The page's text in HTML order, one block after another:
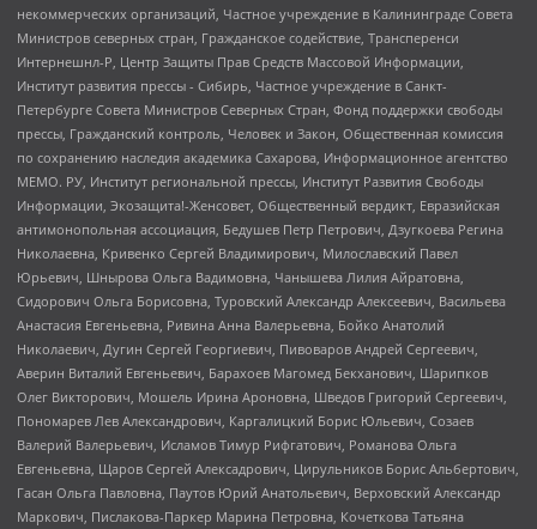
некоммерческих организаций, Частное учреждение в Калининграде Совета
Министров северных стран, Гражданское содействие, Трансперенси
Интернешнл-Р, Центр Защиты Прав Средств Массовой Информации,
Институт развития прессы - Сибирь, Частное учреждение в Санкт-
Петербурге Совета Министров Северных Стран, Фонд поддержки свободы
прессы, Гражданский контроль, Человек и Закон, Общественная комиссия
по сохранению наследия академика Сахарова, Информационное агентство
МЕМО. РУ, Институт региональной прессы, Институт Развития Свободы
Информации, Экозащита!-Женсовет, Общественный вердикт, Евразийская
антимонопольная ассоциация, Бедушев Петр Петрович, Дзугкоева Регина
Николаевна, Кривенко Сергей Владимирович, Милославский Павел
Юрьевич, Шнырова Ольга Вадимовна, Чанышева Лилия Айратовна,
Сидорович Ольга Борисовна, Туровский Александр Алексеевич, Васильева
Анастасия Евгеньевна, Ривина Анна Валерьевна, Бойко Анатолий
Николаевич, Дугин Сергей Георгиевич, Пивоваров Андрей Сергеевич,
Аверин Виталий Евгеньевич, Барахоев Магомед Бекханович, Шарипков
Олег Викторович, Мошель Ирина Ароновна, Шведов Григорий Сергеевич,
Пономарев Лев Александрович, Каргалицкий Борис Юльевич, Созаев
Валерий Валерьевич, Исламов Тимур Рифгатович, Романова Ольга
Евгеньевна, Щаров Сергей Алексадрович, Цирульников Борис Альбертович,
Гасан Ольга Павловна, Паутов Юрий Анатольевич, Верховский Александр
Маркович, Пислакова-Паркер Марина Петровна, Кочеткова Татьяна